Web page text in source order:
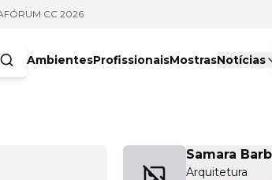
FÓRUM CC 2026
AmbientesProfissionaisMostrasNotícias
Samara
Arquitetura